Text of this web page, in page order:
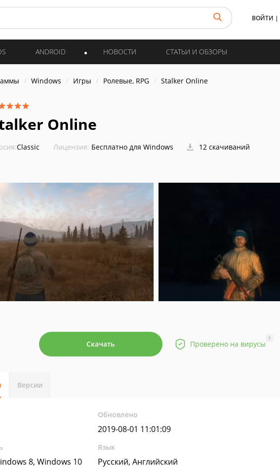
ВОЙТИ |
ANDROID НОВОСТИ СТАТЬИ И ОБЗОРЫ
Windows Игры Ролевые, RPG Stalker Online
Online
Classic Лицензия: Бесплатно для Windows 12 скачиваний
Скачать Проверено на вирусы
?
Версии
Обновлено
2019-08-01 11:01:09
8, Windows 10
Язык
Русский, Английский